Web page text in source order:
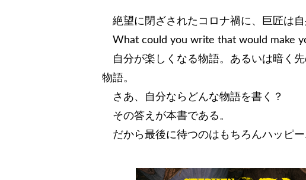
絶望に閉ざされたコロナ禍に、巨匠は
What could you write that would make
自分が楽しくなる物語。あるいは暗く
物語。
さあ、自分ならどんな物語を書く？
その答えが本書である。
だから最後に待つのはもちろんハッピー